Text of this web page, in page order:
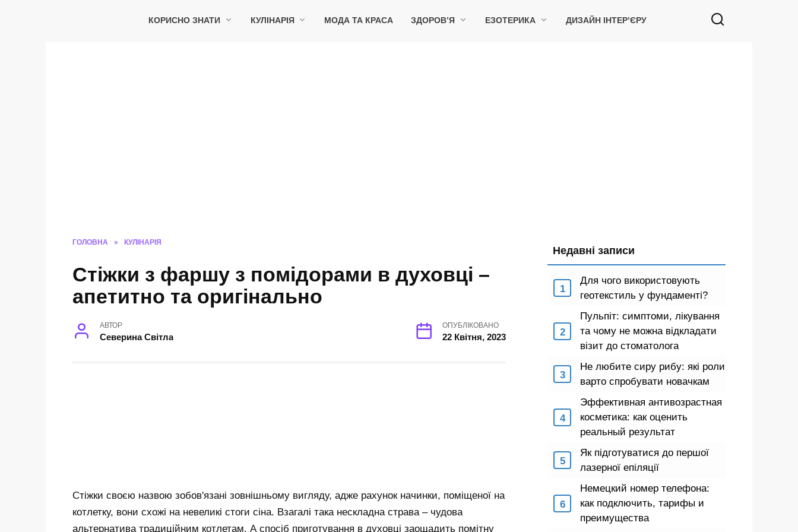
КОРИСНО ЗНАТИ КУЛІНАРІЯ МОДА ТА КРАСА ЗДОРОВ’Я ЕЗОТЕРИКА ДИЗАЙН ІНТЕР’ЄРУ
ГОЛОВНА » КУЛІНАРІЯ
Стіжки з фаршу з помідорами в духовці –
апетитно та оригінально
АВТОР
Северина Світла
ОПУБЛІКОВАНО
22 Квітня, 2023
Стіжки своєю назвою зобов'язані зовнішньому вигляду, адже рахунок начинки, поміщеної на
котлетку, вони схожі на невеликі стоги сіна. Взагалі така нескладна страва – чудова
альтернатива традиційним котлетам. А спосіб приготування в духовці заощадить помітну
Недавні записи
Для чого використовують
геотекстиль у фундаменті?
Пульпіт: симптоми, лікування
та чому не можна відкладати
візит до стоматолога
Не любите сиру рибу: які роли
варто спробувати новачкам
Эффективная антивозрастная
косметика: как оценить
реальный результат
Як підготуватися до першої
лазерної епіляції
Немецкий номер телефона:
как подключить, тарифы и
преимущества